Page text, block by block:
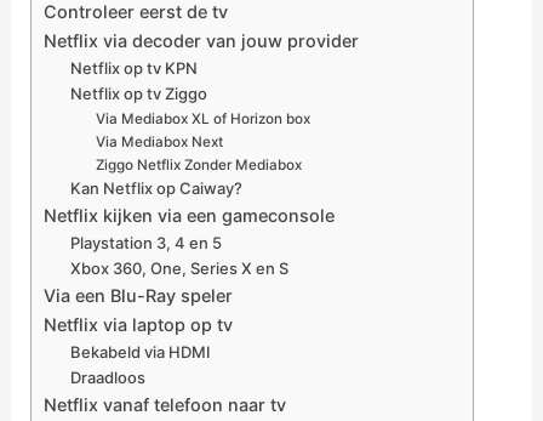
Controleer eerst de tv
Netflix via decoder van jouw provider
Netflix op tv KPN
Netflix op tv Ziggo
Via Mediabox XL of Horizon box
Via Mediabox Next
Ziggo Netflix Zonder Mediabox
Kan Netflix op Caiway?
Netflix kijken via een gameconsole
Playstation 3, 4 en 5
Xbox 360, One, Series X en S
Via een Blu-Ray speler
Netflix via laptop op tv
Bekabeld via HDMI
Draadloos
Netflix vanaf telefoon naar tv